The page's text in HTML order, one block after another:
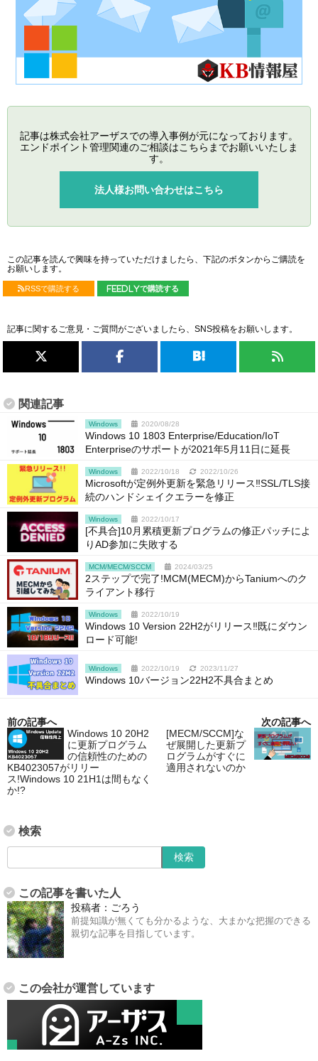
記事は株式会社アーザスでの導入事例が元になっております。
エンドポイント管理関連のご相談はこちらまでお願いいたしま
す。
法人様お問い合わせはこちら
この記事を読んで興味を持っていただけましたら、下記のボタンからご購読を
お願いします。
RSSで購読する feedlyで購読する
記事に関するご意見・ご質問がございましたら、SNS投稿をお願いします。
関連記事
Windows 2020/08/28
Windows 10 1803 Enterprise/Education/IoT
Enterpriseのサポートが2021年5月11日に延長
Windows 2022/10/18 2022/10/26
Microsoftが定例外更新を緊急リリース‼SSL/TLS接
続のハンドシェイクエラーを修正
Windows 2022/10/17
[不具合]10月累積更新プログラムの修正パッチによ
りAD参加に失敗する
MCM/MECM/SCCM 2024/03/25
2ステップで完了!MCM(MECM)からTaniumへのク
ライアント移行
Windows 2022/10/19
Windows 10 Version 22H2がリリース‼既にダウン
ロード可能!
Windows 2022/10/19 2023/11/27
Windows 10バージョン22H2不具合まとめ
前の記事へ
Windows 10 20H2
に更新プログラム
の信頼性のための
KB4023057がリリー
ス!Windows 10 21H1は間もなく
か!?
次の記事へ
[MECM/SCCM]な
ぜ展開した更新プ
ログラムがすぐに
適用されないのか
検索
この記事を書いた人
投稿者： ごろう
前提知識が無くても分かるような、大まかな把握のできる
親切な記事を目指しています。
この会社が運営しています